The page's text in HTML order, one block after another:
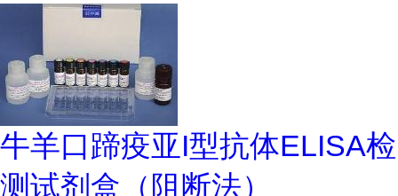
牛羊口蹄疫亚I型抗体ELISA检
测试剂盒（阻断法）